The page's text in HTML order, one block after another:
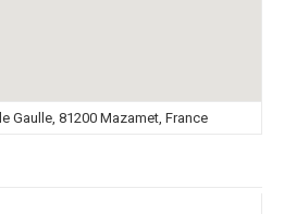
Gaulle, 81200 Mazamet, France